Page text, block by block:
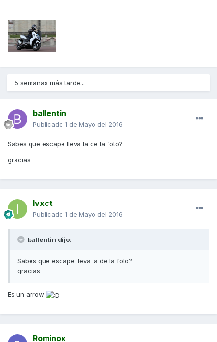
5 semanas más tarde...
ballentin
Publicado 1 de Mayo del 2016
Sabes que escape lleva la de la foto?
gracias
Ivxct
Publicado 1 de Mayo del 2016
ballentin dijo:
Sabes que escape lleva la de la foto?
gracias
Es un arrow
Rominox